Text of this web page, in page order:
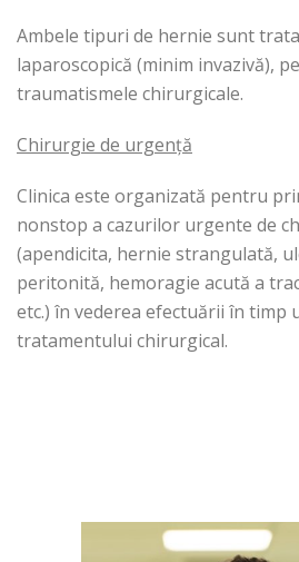
Ambele tipuri de hernie sunt
laparoscopică (minim invazivă),
traumatismele chirurgicale.
Chirurgie de urgență
Clinica este organizată pentru
nonstop a cazurilor urgente de
(apendicita, hernie strangulată,
peritonită, hemoragie acută a
etc.) în vederea efectuării în timp
tratamentului chirurgical.